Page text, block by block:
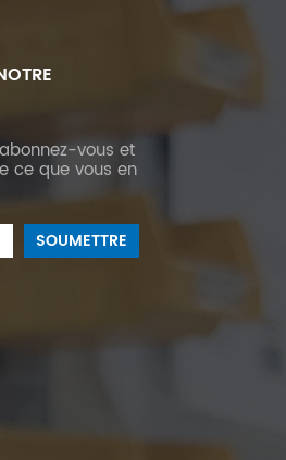
vous et
ce que vous en